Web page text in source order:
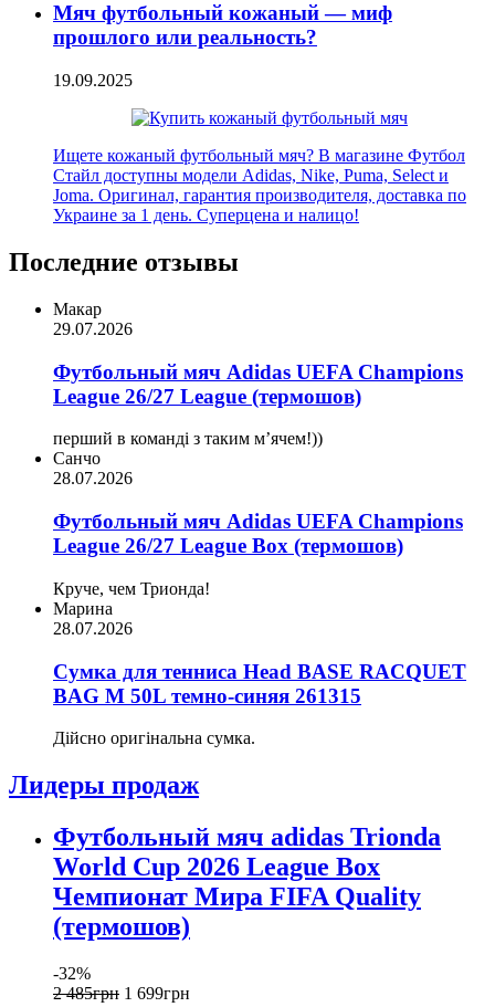
Мяч футбольный кожаный — миф
прошлого или реальность?
19.09.2025
Ищете кожаный футбольный мяч? В магазине Футбол
Стайл доступны модели Adidas, Nike, Puma, Select и
Joma. Оригинал, гарантия производителя, доставка по
Украине за 1 день. Суперцена и налицо!
Последние отзывы
Макар
29.07.2026
Футбольный мяч Adidas UEFA Champions
League 26/27 League (термошов)
перший в команді з таким мʼячем!))
Санчо
28.07.2026
Футбольный мяч Adidas UEFA Champions
League 26/27 League Box (термошов)
Круче, чем Трионда!
Марина
28.07.2026
Сумка для тенниса Head BASE RACQUET
BAG M 50L темно-синяя 261315
Дійсно оригінальна сумка.
Лидеры продаж
Футбольный мяч adidas Trionda
World Cup 2026 League Box
Чемпионат Мира FIFA Quality
(термошов)
-32%
2 485грн 1 699грн